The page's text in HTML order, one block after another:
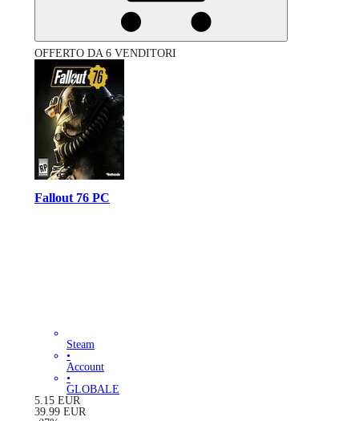
OFFERTO DA 6 VENDITORI
Fallout 76 PC
Steam
•
Account
•
GLOBALE
5.15 EUR
39.99 EUR